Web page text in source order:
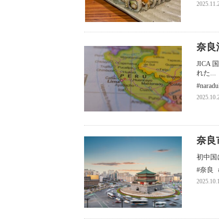
奈良
JICA
れた...
奈良
初中国
奈良